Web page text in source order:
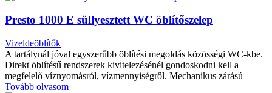
Presto 1000 E süllyesztett WC öblítőszelep
Vizeldeöblítők
A tartálynál jóval egyszerűbb öblítési megoldás közösségi WC-kbe.
Direkt öblítésű rendszerek kivitelezésénél gondoskodni kell a
megfelelő víznyomásról, vízmennyiségről. Mechanikus zárású
Tovább olvasom